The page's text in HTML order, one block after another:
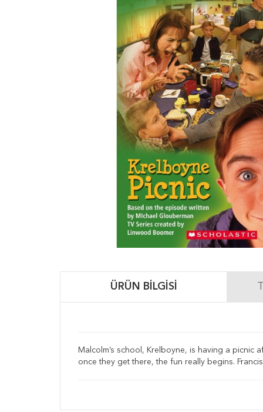
ÜRÜN BILGISI
Malcolm’s school, Krelboyne, is having a
once they get there, the fun really begins.